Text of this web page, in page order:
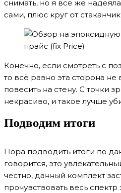
снимать, но я все же
сами, плюс круг от
Конечно, если смотреть с
то всё равно эта сторона
повесить на стену. С точки
некрасиво, и такое лучше
Подводим итоги
Пора подводить итоги по
говорится, это
честно, данный комплект
прочувствовать весь